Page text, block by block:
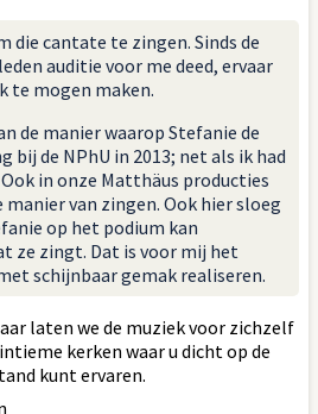
die cantate te zingen. Sinds de
auditie voor me deed, ervaar
te mogen maken.
de manier waarop Stefanie de
bij de NPhU in 2013; net als ik had
in onze Matthäus producties
van zingen. Ook hier sloeg
op het podium kan
ze zingt. Dat is voor mij het
schijnbaar gemak realiseren.
laten we de muziek voor zichzelf
kerken waar u dicht op de
kunt ervaren.